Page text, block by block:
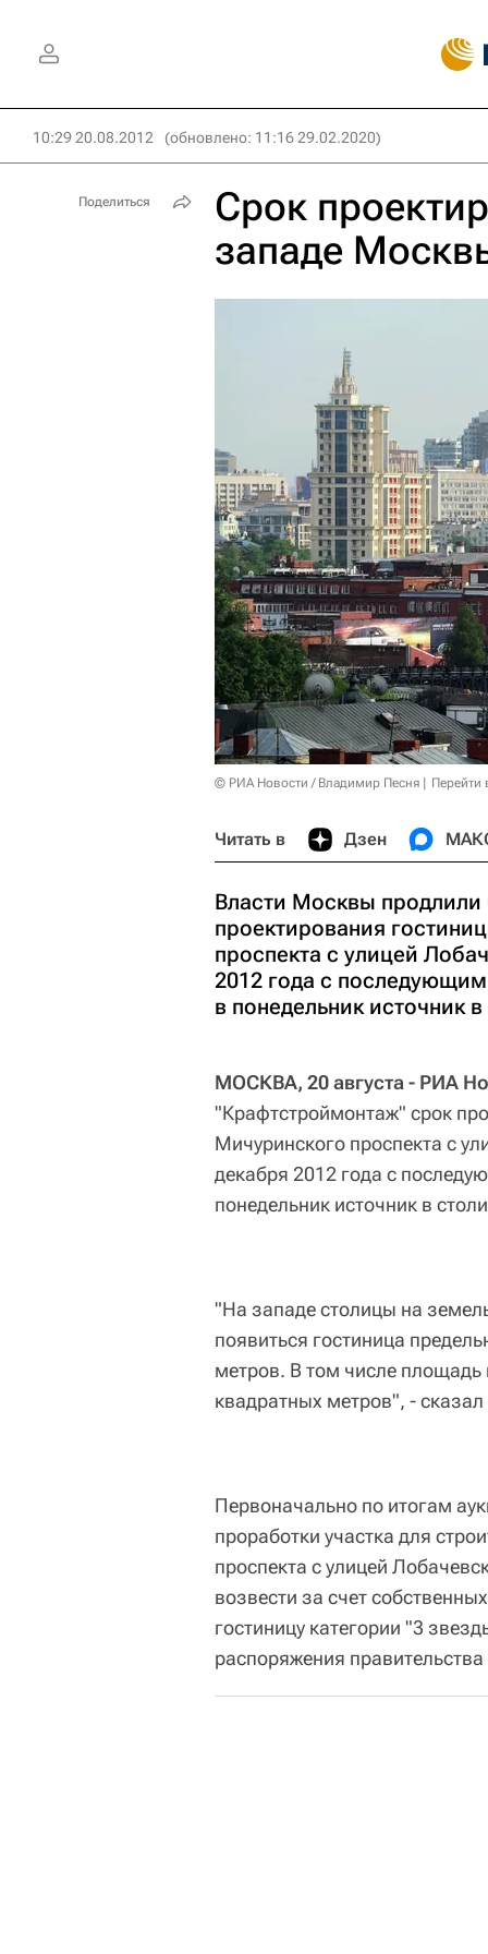
10:29 20.08.2012 (обновлено: 11:16 29.02.2020)
Срок
западе
© РИА Новости / Владимир Песня Перейти
Читать в Дзен
Власти Москвы
проектирования
проспекта с улицей
2012 года с
в понедельник источник
МОСКВА, 20 августа - РИА
"Крафтстроймонтаж" срок
Мичуринского проспекта с
декабря 2012 года с
понедельник источник в
"На западе столицы на
появиться гостиница
метров. В том числе площадь
квадратных метров", - сказал
Первоначально по итогам
проработки участка для
проспекта с улицей
возвести за счет
гостиницу категории "3
распоряжения
Поделиться